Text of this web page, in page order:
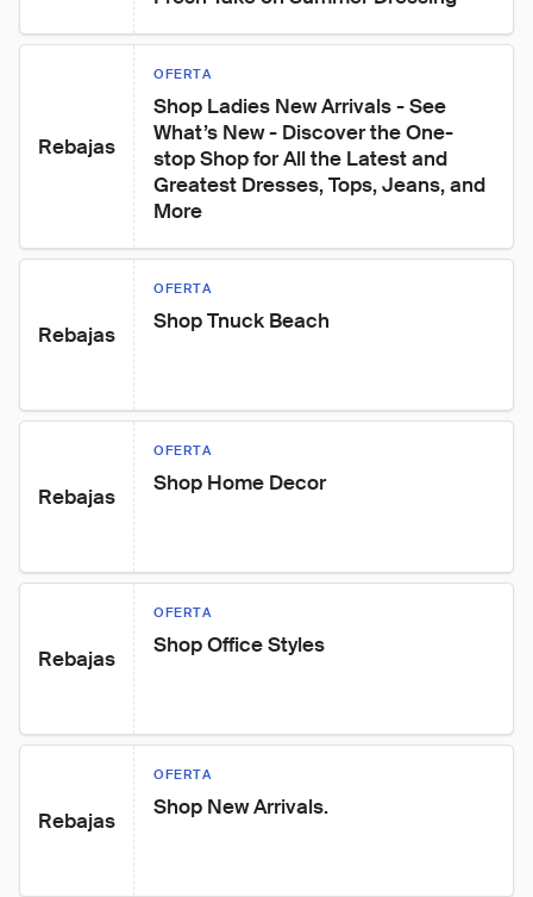
Rebajas
OFERTA
Shop Ladies New Arrivals - See
What’s New - Discover the One-
stop Shop for All the Latest and
Greatest Dresses, Tops, Jeans, and
More
Rebajas
OFERTA
Shop Tnuck Beach
Rebajas
OFERTA
Shop Home Decor
Rebajas
OFERTA
Shop Office Styles
Rebajas
OFERTA
Shop New Arrivals.